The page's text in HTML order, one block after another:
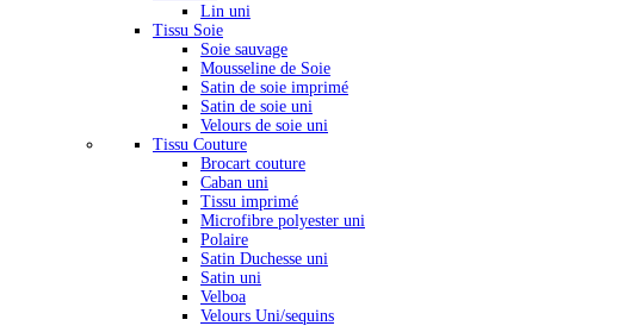
Lin uni
Tissu Soie
Soie sauvage
Mousseline de Soie
Satin de soie imprimé
Satin de soie uni
Velours de soie uni
Tissu Couture
Brocart couture
Caban uni
Tissu imprimé
Microfibre polyester uni
Polaire
Satin Duchesse uni
Satin uni
Velboa
Velours Uni/sequins